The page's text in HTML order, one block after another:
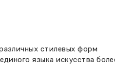
стилевых форм
языка искусства